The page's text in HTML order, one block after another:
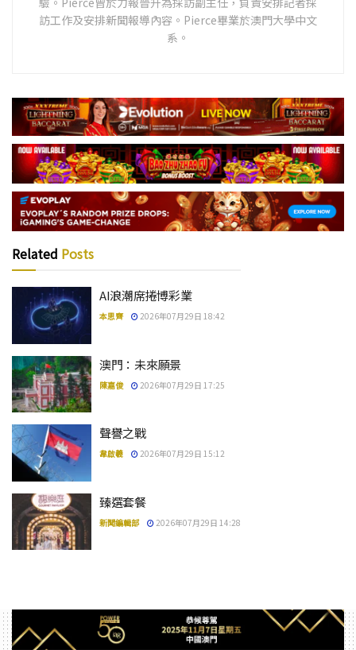
訪工作及安排新聞報導內容。Pierce畢業於澳門大學中文
系。
Related Posts
AI浪潮席捲博彩業
本思齊 2026年07月29日 18:42
澳門：未來願景
陳嘉俊 2026年07月29日 17:25
聲譽之戰
韋啟羲 2026年07月29日 15:12
臻選套餐
新聞編輯部 2026年07月29日 14:28